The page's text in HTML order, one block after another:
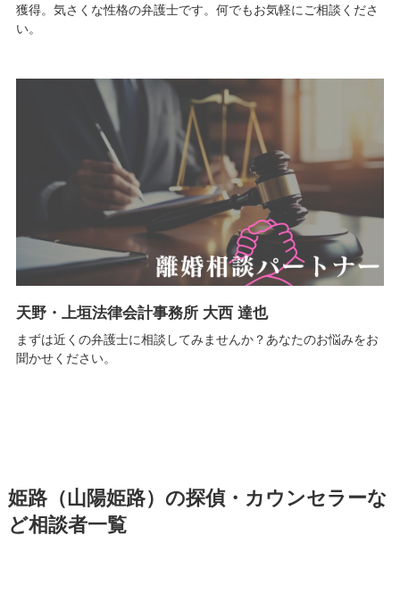
獲得。気さくな性格の弁護士です。何でもお気軽にご相談くださ
い。
天野・上垣法律会計事務所 大西 達也
まずは近くの弁護士に相談してみませんか？あなたのお悩みをお
聞かせください。
姫路（山陽姫路）の探偵・カウンセラーな
ど相談者一覧